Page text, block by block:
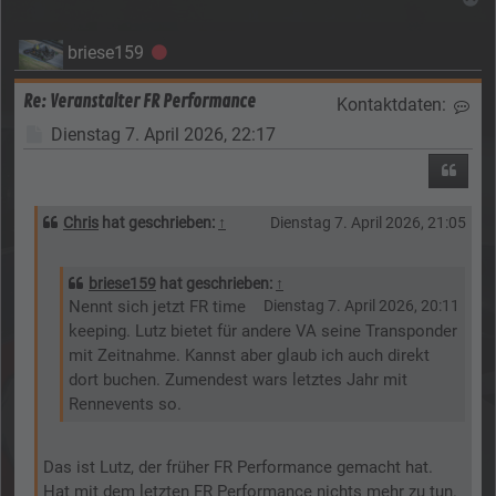
briese159 Offline
Re: Veranstalter FR Performance Kontaktdaten:
Beitrag
Dienstag 7. April 2026, 22:17
Chris hat geschrieben: ↑ Dienstag 7. April 2026, 21:05
briese159 hat geschrieben: ↑
Dienstag 7. April 2026, 20:11
Nennt sich jetzt FR time
keeping. Lutz bietet für andere VA seine Transponder
mit Zeitnahme. Kannst aber glaub ich auch direkt
dort buchen. Zumendest wars letztes Jahr mit
Rennevents so.
Das ist Lutz, der früher FR Performance gemacht hat.
Hat mit dem letzten FR Performance nichts mehr zu tun.